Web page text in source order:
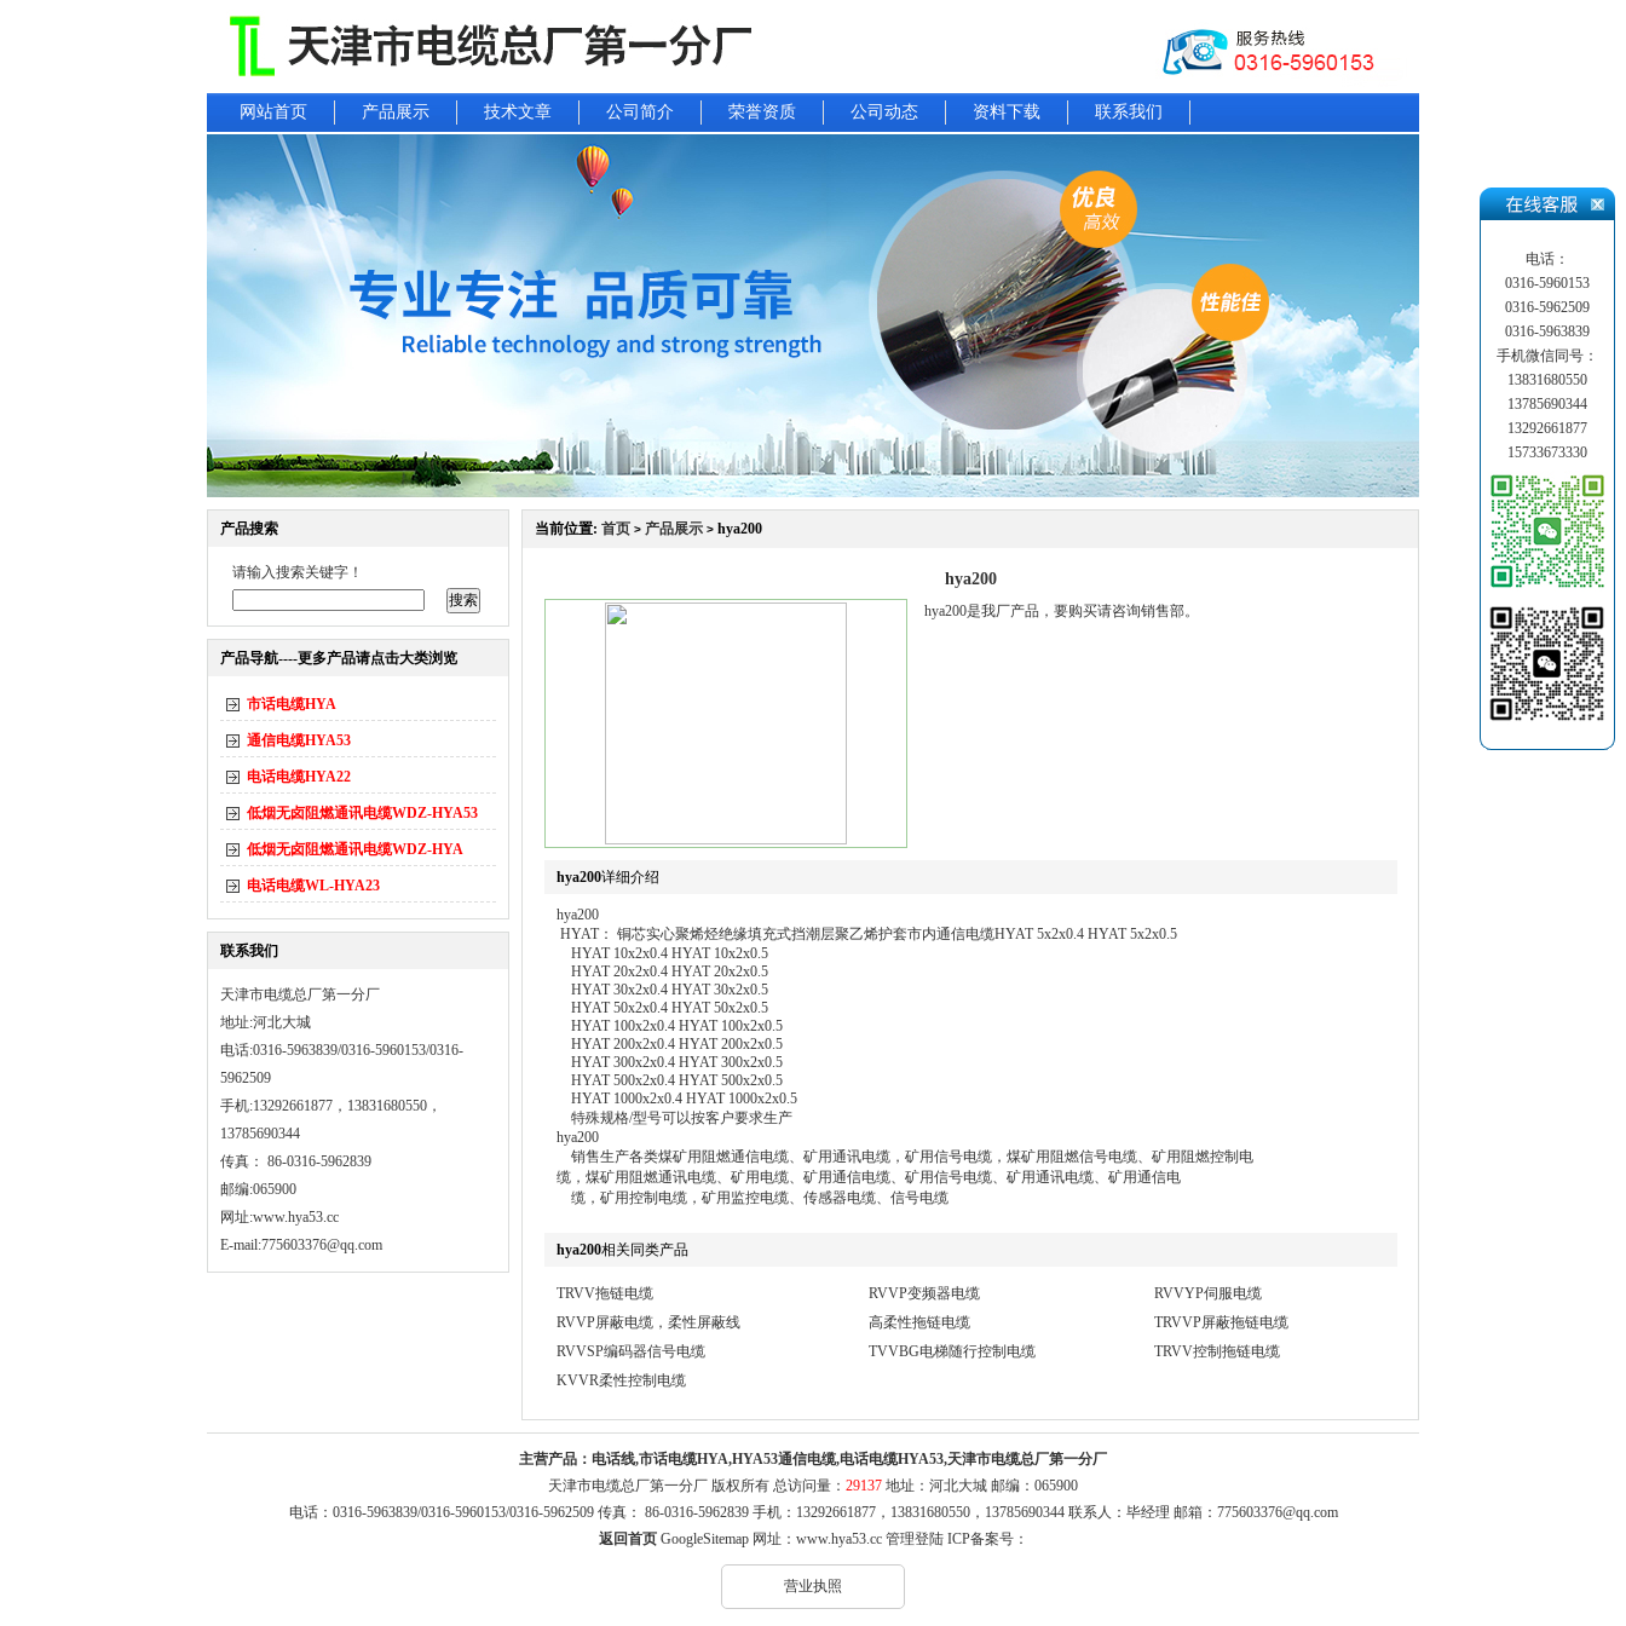
网站首页 产品展示 技术文章 公司简介 荣誉资质 公司动态 资料下载 联系我们
产品搜索
请输入搜索关键字！
产品导航----更多产品请点击大类浏览
市话电缆HYA
通信电缆HYA53
电话电缆HYA22
低烟无卤阻燃通讯电缆WDZ-HYA53
低烟无卤阻燃通讯电缆WDZ-HYA
电话电缆WL-HYA23
联系我们
天津市电缆总厂第一分厂
地址:河北大城
电话:0316-5963839/0316-5960153/0316-
5962509
手机:13292661877，13831680550，
13785690344
传真： 86-0316-5962839
邮编:065900
网址:www.hya53.cc
E-mail:775603376@qq.com
当前位置: 首页 > 产品展示 > hya200
hya200
hya200是我厂产品，要购买请咨询销售部。
hya200详细介绍
hya200
HYAT： 铜芯实心聚烯烃绝缘填充式挡潮层聚乙烯护套市内通信电缆HYAT 5x2x0.4 HYAT 5x2x0.5
HYAT 10x2x0.4 HYAT 10x2x0.5
HYAT 20x2x0.4 HYAT 20x2x0.5
HYAT 30x2x0.4 HYAT 30x2x0.5
HYAT 50x2x0.4 HYAT 50x2x0.5
HYAT 100x2x0.4 HYAT 100x2x0.5
HYAT 200x2x0.4 HYAT 200x2x0.5
HYAT 300x2x0.4 HYAT 300x2x0.5
HYAT 500x2x0.4 HYAT 500x2x0.5
HYAT 1000x2x0.4 HYAT 1000x2x0.5
特殊规格/型号可以按客户要求生产
hya200
销售生产各类煤矿用阻燃通信电缆、矿用通讯电缆，矿用信号电缆，煤矿用阻燃信号电缆、矿用阻燃控制电
缆，煤矿用阻燃通讯电缆、矿用电缆、矿用通信电缆、矿用信号电缆、矿用通讯电缆、矿用通信电
缆，矿用控制电缆，矿用监控电缆、传感器电缆、信号电缆
hya200相关同类产品
TRVV拖链电缆 RVVP变频器电缆
RVVYP伺服电缆
RVVP屏蔽电缆，柔性屏蔽线
高柔性拖链电缆
TRVVP屏蔽拖链电缆
RVVSP编码器信号电缆
TVVBG电梯随行控制电缆
TRVV控制拖链电缆
KVVR柔性控制电缆
主营产品： 电话线,市话电缆HYA,HYA53通信电缆,电话电缆HYA53,天津市电缆总厂第一分厂
天津市电缆总厂第一分厂 版权所有 总访问量： 29137 地址：河北大城 邮编：065900
电话：0316-5963839/0316-5960153/0316-5962509 传真： 86-0316-5962839 手机：13292661877，13831680550，13785690344 联系人：毕经理 邮箱： 775603376@qq.com
返回首页 GoogleSitemap网址： www.hya53.cc 管理登陆ICP备案号：
电话：
0316-5960153
0316-5962509
0316-5963839
手机微信同号：
13831680550
13785690344
13292661877
15733673330
营业执照